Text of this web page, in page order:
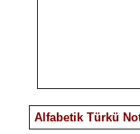
Alfabetik Türkü